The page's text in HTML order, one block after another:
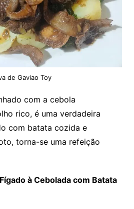
de Gaviao Toy
com a cebola
rico, é uma verdadeira
com batata cozida e
torna-se uma refeição
à Cebolada com Batata